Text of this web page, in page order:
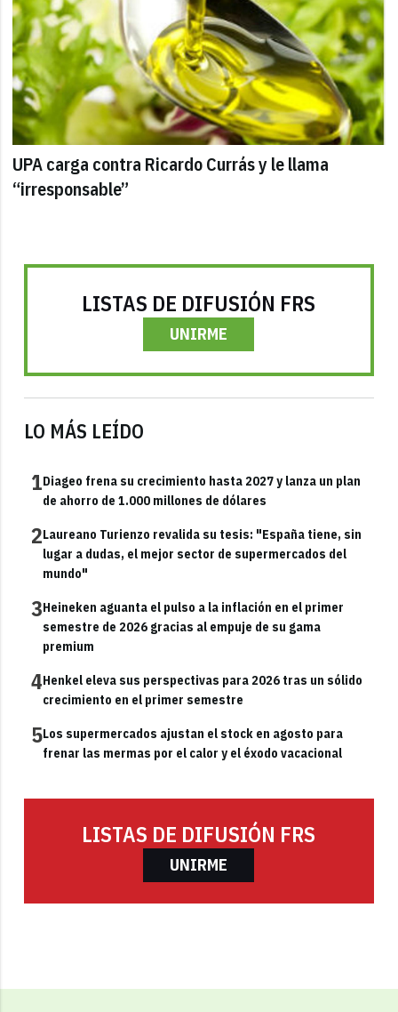
UPA carga contra Ricardo Currás y le llama
“irresponsable”
LISTAS DE DIFUSIÓN FRS
UNIRME
LO MÁS LEÍDO
1Diageo frena su crecimiento hasta 2027 y lanza un plan
de ahorro de 1.000 millones de dólares
2Laureano Turienzo revalida su tesis: "España tiene, sin
lugar a dudas, el mejor sector de supermercados del
mundo"
3Heineken aguanta el pulso a la inflación en el primer
semestre de 2026 gracias al empuje de su gama
premium
4Henkel eleva sus perspectivas para 2026 tras un sólido
crecimiento en el primer semestre
5Los supermercados ajustan el stock en agosto para
frenar las mermas por el calor y el éxodo vacacional
LISTAS DE DIFUSIÓN FRS
UNIRME